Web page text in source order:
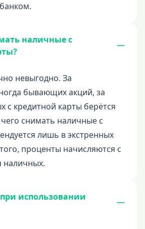
наличные с
невыгодно. За
бывающих акций, за
с кредитной карты берётся
снимать наличные с
лишь в экстренных
проценты начисляются с
наличных.
использовании